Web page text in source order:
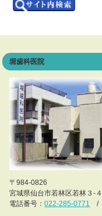
堀歯科医院
〒984-0826
宮城県仙台市若林区若林３-
電話番号：022-285-0771 /